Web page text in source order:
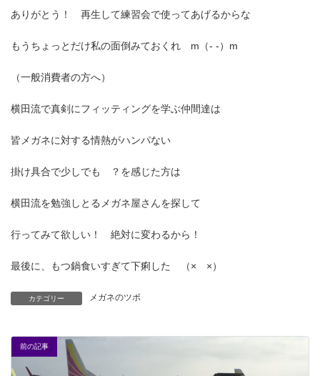
ありがとう！ 再生して練習会で使ってあげるからな
もうちょっとだけ私の面倒みておくれ m（- -）m
（一般消費者の方へ）
横田流で真剣にフィッティングを学ぶ仲間達は
皆メガネに対する情熱がハンパない
掛け具合で少しでも ？を感じた方は
横田流を勉強しとるメガネ屋さんを探して
行ってみて欲しい！ 絶対に変わるから！
最後に、もつ鍋食いすぎて下痢した （× ×）
カテゴリー メガネのツボ
前の記事